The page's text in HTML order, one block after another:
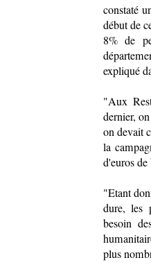
constaté
début de
8% de
expliqué
"Aux
dernier,
on devait
la
d'euros
"Etant
dure, les
besoin
plus